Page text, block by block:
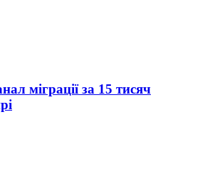
міграції за 15 тисяч